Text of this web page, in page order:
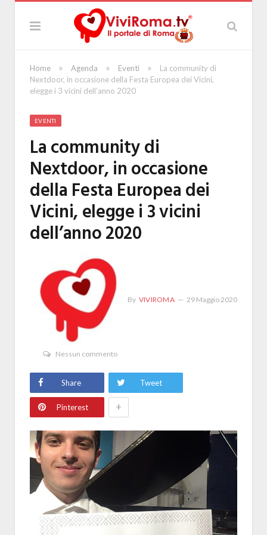
Home » Agenda » Eventi »
La community di
Nextdoor, in occasione della Festa Europea dei Vicini,
elegge i 3 vicini dell’anno 2020
EVENTI
La community di
Nextdoor, in occasione
della Festa Europea dei
Vicini, elegge i 3 vicini
dell’anno 2020
By VIVIROMA 29 Maggio 2020
Nessun commento
Share Tweet
Pinterest +